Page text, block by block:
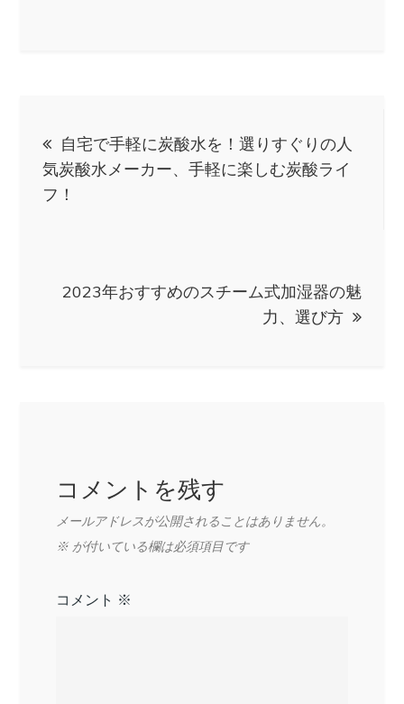
稿
ナ
自宅で手軽に炭酸水を！選りすぐりの人
気炭酸水メーカー、手軽に楽しむ炭酸ライ
フ！
2023年おすすめのスチーム式加湿器の魅
力、選び方
コメントを残す
メールアドレスが公開されることはありません。
※ が付いている欄は必須項目です
コメント ※